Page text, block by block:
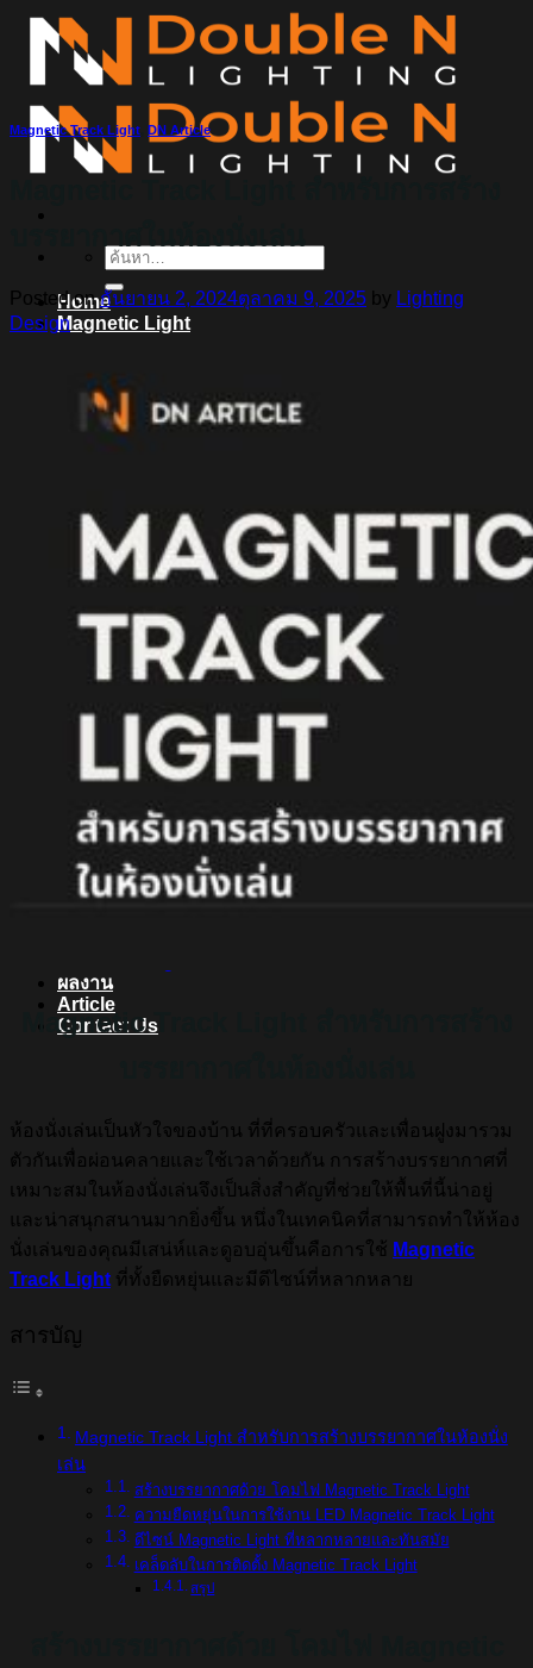
ข้าม
เนื้อหา
ค้นหา:
Home
Magnetic Light
DOWNLIGHT E27
DOWNLIGHT AR111
Downlight LED COB
หลอดไฟ LED LAMPO
สินค้า Lighting
LED Linear
LED Neon Flex
Power Supply
LED Panel
LED Panel Light Office
Bollard
Step Light
Garden Light
LED Swimming Pool Light
Linear Wall Washer
High Bay
Streetlight
ผลงาน
Article
Contact Us
Magnetic Track Light DN Article
Posted onกันยายน 2, 2024ตุลาคม 9, 2025 by Lighting
Design
Magnetic Track Light สำหรับการสร้าง
ห้องนั่งเล่นเป็นหัวใจของบ้าน ที่ที่ครอบครัวและเพื่อนฝูงมารวม
ตัวกันเพื่อผ่อนคลายและใช้เวลาด้วยกัน การสร้างบรรยากาศที่
เหมาะสมในห้องนั่งเล่นจึงเป็นสิ่งสำคัญที่ช่วยให้พื้นที่นี้น่าอยู่
และน่าสนุกสนานมากยิ่งขึ้น หนึ่งในเทคนิคที่สามารถทำให้ห้อง
นั่งเล่นของคุณมีเสน่ห์และดูอบอุ่นขึ้นคือการใช้ Magnetic
Track Light ที่ทั้งยืดหยุ่นและมีดีไซน์ที่หลากหลาย
สารบัญ
Magnetic Track Light สำหรับการสร้างบรรยากาศในห้องนั่ง
เล่น
สร้างบรรยากาศด้วย โคมไฟ Magnetic Track Light
ความยืดหยุ่นในการใช้งาน LED Magnetic Track Light
ดีไซน์ Magnetic Light ที่หลากหลายและทันสมัย
เคล็ดลับในการติดตั้ง Magnetic Track Light
สรุป